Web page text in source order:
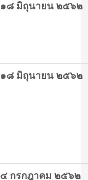
๑๘ มิถุนายน ๒๕๖๒
๑๘ มิถุนายน ๒๕๖๒
๔ กรกฎาคม ๒๕๖๒